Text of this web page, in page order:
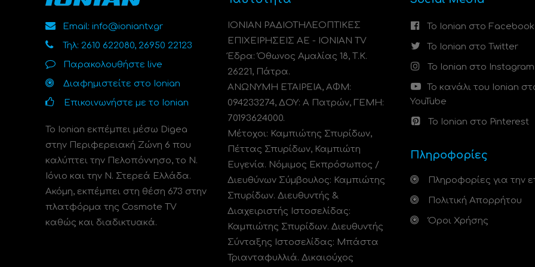
Email: info@ioniantv.gr
Τηλ: 2610 622080, 26950 22123
Παρακολουθήστε live
Διαφημιστείτε στο Ionian
Επικοινωνήστε με το Ionian
Το Ionian εκπέμπει μέσω Digea
στην Περιφερειακή Ζώνη 6 που
καλύπτει την Πελοπόννησο, το N.
Ιόνιο και την Ν. Στερεά Ελλάδα.
Ακόμη, εκπέμπει στη θέση 673 στην
πλατφόρμα της Cosmote TV
καθώς και διαδικτυακά.
ΙΟΝΙΑΝ ΡΑΔΙΟΤΗΛΕΟΠΤΙΚΕΣ
ΕΠΙΧΕΙΡΗΣΕΙΣ ΑΕ - IONIAN TV
Έδρα: Όθωνος Αμαλίας 18, Τ.Κ.
26221, Πάτρα.
ΑΝΩΝΥΜΗ ΕΤΑΙΡΕΙΑ, ΑΦΜ:
094233274, ΔΟΥ: A Πατρών, ΓΕΜΗ:
70193624000.
Μέτοχοι: Καμπιώτης Σπυρίδων,
Πέττας Σπυρίδων, Καμπιώτη
Ευγενία. Νόμιμος Εκπρόσωπος /
Διευθύνων Σύμβουλος: Καμπιώτης
Σπυρίδων. Διευθυντής &
Διαχειριστής Ιστοσελίδας:
Καμπιώτης Σπυρίδων. Διευθυντής
Σύνταξης Ιστοσελίδας: Μπάστα
Τριανταφυλλιά. Δικαιούχος
Το Ionian στο Facebook
Το Ionian στο Twitter
Το Ionian στο Instagram
Το κανάλι του Ionian
YouTube
Το Ionian στο Pinterest
Πληροφορίες
Πληροφορίες για την
Πολιτική Απορρήτου
Όροι Χρήσης